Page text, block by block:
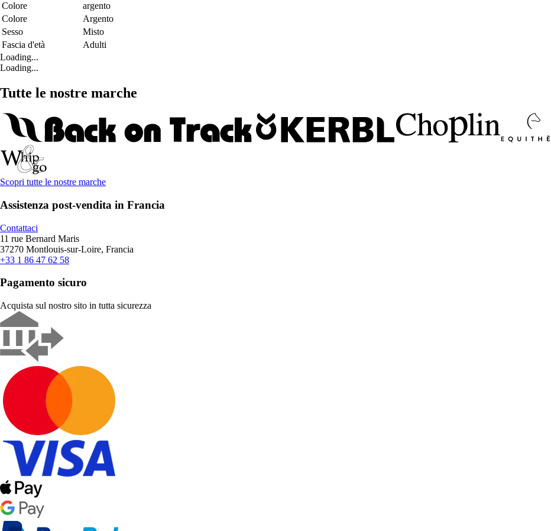
Colore
argento
Colore
Argento
Sesso
Misto
Fascia d'età
Adulti
Loading...
Loading...
Tutte le nostre marche
Scopri tutte le nostre marche
Assistenza post-vendita in Francia
Contattaci
11 rue Bernard Maris
37270 Montlouis-sur-Loire, Francia
+33 1 86 47 62 58
Pagamento sicuro
Acquista sul nostro sito in tutta sicurezza